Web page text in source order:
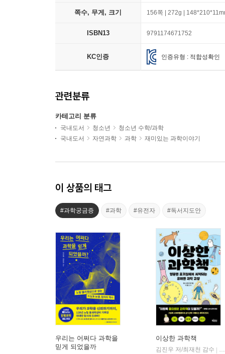
쪽수, 무게, 크기 156쪽 | 272g |
ISBN13 9791174671752
KC인증 인증유형 : 적합성확인
관련분류
카테고리 분류
국내도서 청소년
청소년 수학/과학
국내도서
자연과학 과학 재미있는 과학이야기
이 상품의 태그
#과학궁금증 #과학 #유전자 #독서지도안
우리는 어쩌다 과학을
믿게 되었을까
이상한 과학책
김진우 저/최재천 감수